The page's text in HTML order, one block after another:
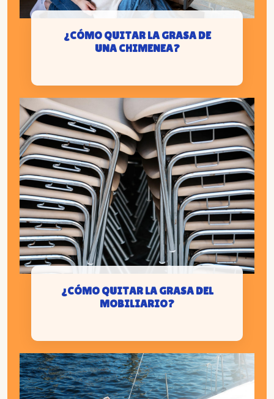
¿CÓMO QUITAR LA GRASA DE
UNA CHIMENEA?
¿CÓMO QUITAR LA GRASA DEL
MOBILIARIO?